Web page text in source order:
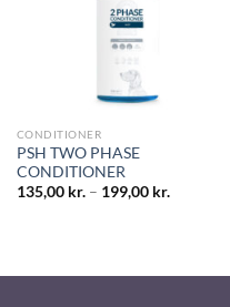
CONDITIONER
PSH TWO PHASE
CONDITIONER
135,00 kr.– 199,00 kr.